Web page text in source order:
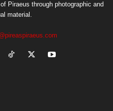
Piraeus through photographic and
material.